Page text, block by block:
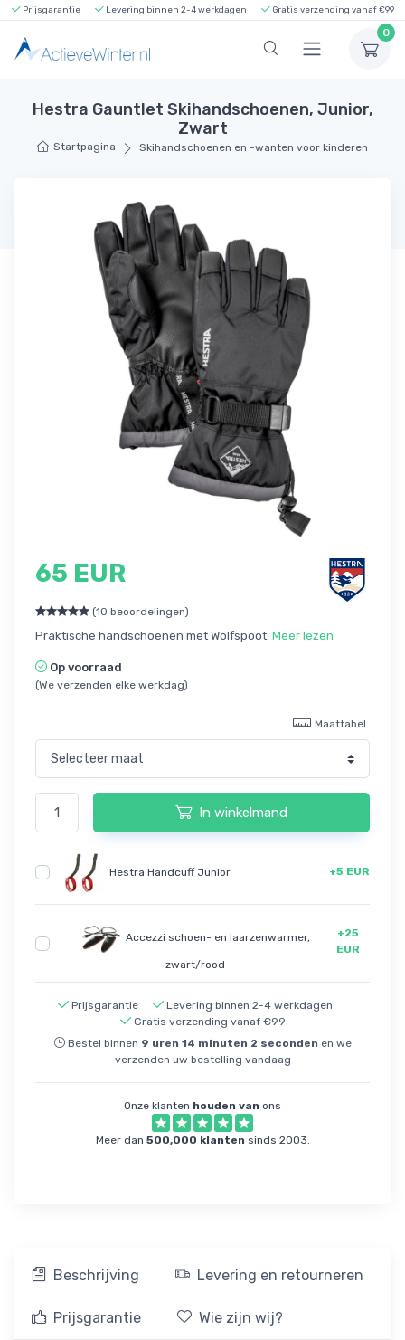
Prijsgarantie Levering binnen 2-4 werkdagen Gratis verzending vanaf €99
0
Hestra Gauntlet Skihandschoenen, Junior,
Zwart
Startpagina Skihandschoenen en -wanten voor kinderen
65 EUR
(10 beoordelingen)
Praktische handschoenen met Wolfspoot. Meer lezen
Op voorraad
(We verzenden elke werkdag)
Maattabel
In winkelmand
Hestra Handcuff Junior +5 EUR
Accezzi schoen- en laarzenwarmer,
zwart/rood
+25
EUR
Prijsgarantie
Levering binnen 2-4 werkdagen
Gratis verzending vanaf €99
Bestel binnen 9 uren 14 minuten 2 seconden en we
verzenden uw bestelling vandaag
Onze klanten houden van ons
Meer dan 500,000 klanten sinds 2003.
Beschrijving Levering en retourneren
Prijsgarantie Wie zijn wij?